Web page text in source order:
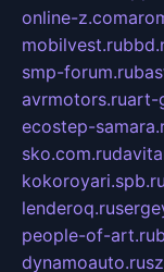
online-z.com
mobilvest.ru
smp-forum.ru
avrmotors.ruart-
ecostep-
sko.com.ru
kokoroyari.spb.ru
lenderoq.ru
people-of-art.ru
dynamoauto.ru